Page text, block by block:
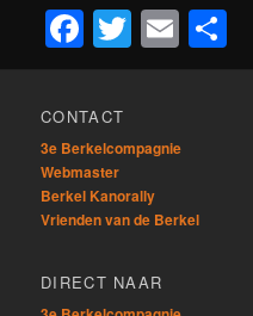
Facebook
Twitter
Email
CONTACT
3e Berkelcompagnie
Webmaster
Berkel Kanorally
Vrienden van de Berkel
DIRECT NAAR